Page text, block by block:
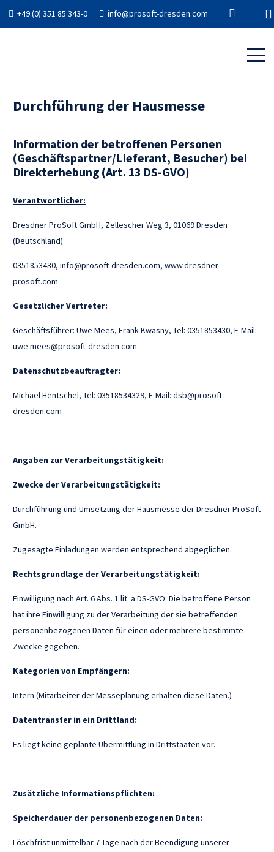
+49 (0) 351 85 343-0 info@prosoft-dresden.com
Durchführung der Hausmesse
Information der betroffenen Personen
(Geschäftspartner/Lieferant, Besucher) bei
Direkterhebung (Art. 13 DS-GVO)
Verantwortlicher:
Dresdner ProSoft GmbH, Zellescher Weg 3, 01069 Dresden
(Deutschland)
0351853430, info@prosoft-dresden.com, www.dresdner-
prosoft.com
Gesetzlicher Vertreter:
Geschäftsführer: Uwe Mees, Frank Kwasny, Tel: 0351853430, E-Mail:
uwe.mees@prosoft-dresden.com
Datenschutzbeauftragter:
Michael Hentschel, Tel: 03518534329, E-Mail: dsb@prosoft-
dresden.com
Angaben zur Verarbeitungstätigkeit:
Zwecke der Verarbeitungstätigkeit:
Durchführung und Umsetzung der Hausmesse der Dresdner ProSoft
GmbH.
Zugesagte Einladungen werden entsprechend abgeglichen.
Rechtsgrundlage der Verarbeitungstätigkeit:
Einwilligung nach Art. 6 Abs. 1 lit. a DS-GVO: Die betroffene Person
hat ihre Einwilligung zu der Verarbeitung der sie betreffenden
personenbezogenen Daten für einen oder mehrere bestimmte
Zwecke gegeben.
Kategorien von Empfängern:
Intern (Mitarbeiter der Messeplanung erhalten diese Daten.)
Datentransfer in ein Drittland:
Es liegt keine geplante Übermittlung in Drittstaaten vor.
Zusätzliche Informationspflichten:
Speicherdauer der personenbezogenen Daten:
Löschfrist unmittelbar 7 Tage nach der Beendigung unserer